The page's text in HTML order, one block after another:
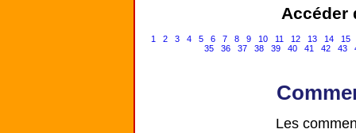
Accéder
1 2 3 4 5 6 7 8 9 10 11 12 13 14
15
35
36 37 38 39 40 41 42 43
Les